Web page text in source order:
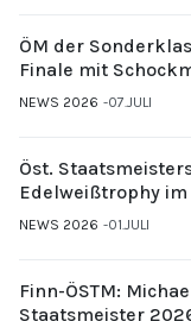
ÖM der
Finale mit
NEWS 2026 07.JULI
Öst.
Edelweißtrophy
NEWS 2026 01.JULI
Finn-ÖSTM:
Staatsmeister